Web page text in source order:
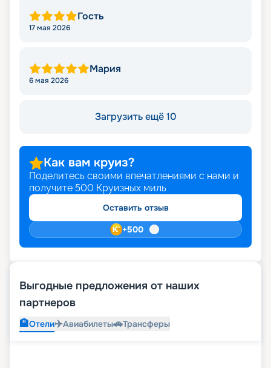
Гость
17 мая 2026
Мария
6 мая 2026
Загрузить ещё 10
Как вам круиз?
Поделитесь своими впечатлениями с нами и
получите 500 Круизных миль
Оставить отзыв
+500
Выгодные предложения от наших
партнеров
🏨Отели✈️Авиабилеты🚗Трансферы